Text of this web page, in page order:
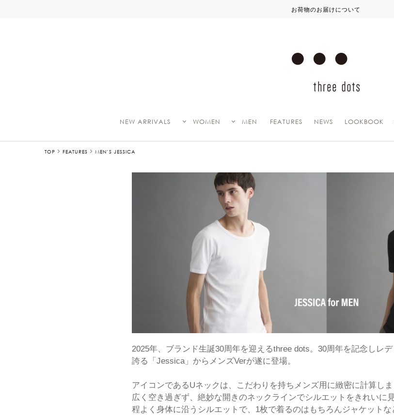
NEW ARRIVALS WOMEN MEN FEATURES NEWS LOOKBOOK
TOP FEATURES MEN’S JESSICA
2025年、ブランド生誕30周年を迎えるthree dots。30周年を記念しレ
誇る「Jessica」からメンズVerが遂に登場。
アイコンであるUネックは、こだわりを持ちメンズ用に緻密に計算しま
広く空き過ぎず、絶妙な開きのネックラインでシルエットをきれいに見
程よく身体に沿うシルエットで、1枚で着るのはもちろんジャケット